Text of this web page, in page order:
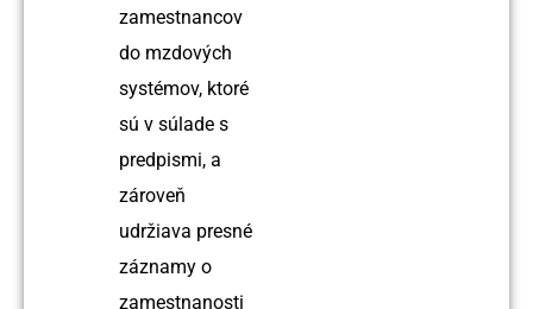
zamestnancov
do mzdových
systémov, ktoré
sú v súlade s
predpismi, a
zároveň
udržiava presné
záznamy o
zamestnanosti